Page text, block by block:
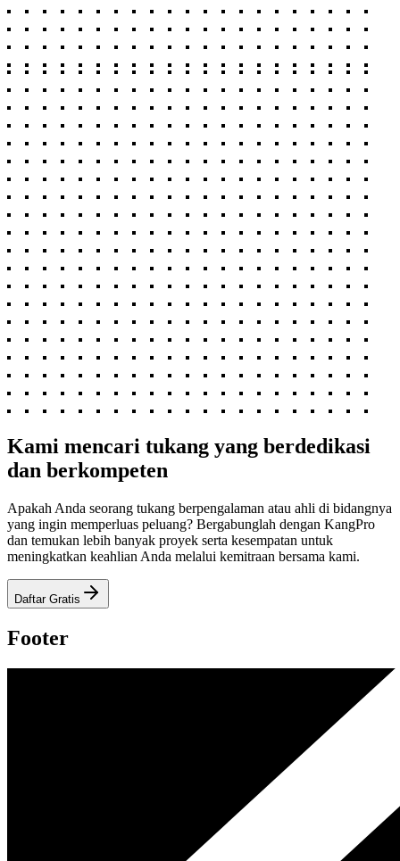
Kami mencari tukang yang berdedikasi
dan berkompeten
Apakah Anda seorang tukang berpengalaman atau ahli di bidangnya
yang ingin memperluas peluang? Bergabunglah dengan KangPro
dan temukan lebih banyak proyek serta kesempatan untuk
meningkatkan keahlian Anda melalui kemitraan bersama kami.
Daftar Gratis
Footer